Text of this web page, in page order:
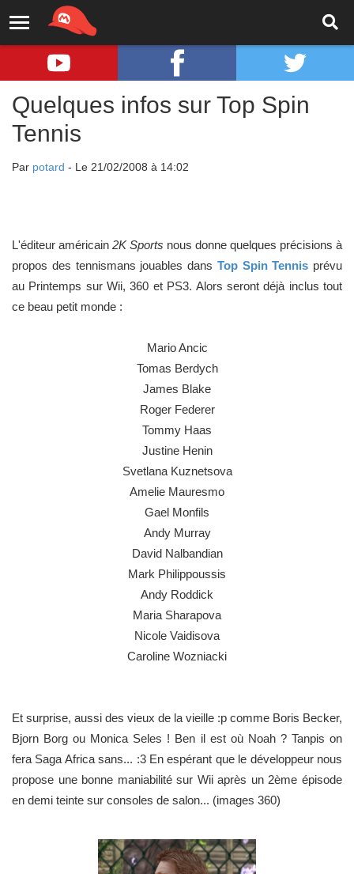
Quelques infos sur Top Spin
Tennis
Par potard - Le 21/02/2008 à 14:02
L'éditeur américain 2K Sports nous donne quelques précisions à
propos des tennismans jouables dans Top Spin Tennis prévu
au Printemps sur Wii, 360 et PS3. Alors seront déjà inclus tout
ce beau petit monde :
Mario Ancic
Tomas Berdych
James Blake
Roger Federer
Tommy Haas
Justine Henin
Svetlana Kuznetsova
Amelie Mauresmo
Gael Monfils
Andy Murray
David Nalbandian
Mark Philippoussis
Andy Roddick
Maria Sharapova
Nicole Vaidisova
Caroline Wozniacki
Et surprise, aussi des vieux de la vieille :p comme Boris Becker,
Bjorn Borg ou Monica Seles ! Ben il est où Noah ? Tanpis on
fera Saga Africa sans... :3 En espérant que le développeur nous
propose une bonne maniabilité sur Wii après un 2ème épisode
en demi teinte sur consoles de salon... (images 360)